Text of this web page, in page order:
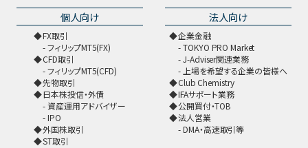
個人向け
FX取引
フィリップMT5(FX)
CFD取引
フィリップMT5(CFD)
先物取引
日本株投信・外債
資産運用アドバイザー
IPO
外国株取引
ST取引
法人向け
企業金融
TOKYO PRO Market
J-Adviser関連業務
上場を希望する企業の皆様へ
Club Chemistry
IFAサポート業務
公開買付・TOB
法人営業
DMA・高速取引等